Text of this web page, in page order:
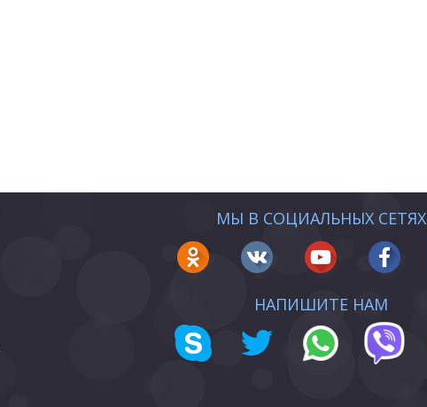
МЫ В СОЦИАЛЬНЫХ СЕТЯХ
НАПИШИТЕ НАМ